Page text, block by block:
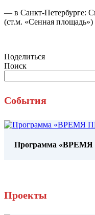
— в Санкт-Петербурге:
(ст.м. «Сенная площадь»)
Поделиться
Поиск
События
Программа
Проекты